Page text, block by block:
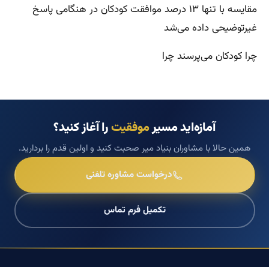
مقایسه با تنها ۱۳ درصد موافقت کودکان در هنگامی پاسخ
غیرتوضیحی داده می‌شد
چرا کودکان می‌پرسند چرا
آمازه‌اید مسیرموفقیترا آغاز کنید؟
همین حالا با مشاوران بنیاد میر صحبت کنید و اولین قدم را بردارید.
درخواست مشاوره تلفنی
تکمیل فرم تماس